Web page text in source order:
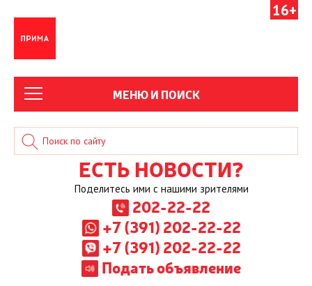
16+
МЕНЮ И ПОИСК
ЕСТЬ НОВОСТИ?
Поделитесь ими с нашими зрителями
202-22-22
+7 (391) 202-22-22
+7 (391) 202-22-22
Подать объявление